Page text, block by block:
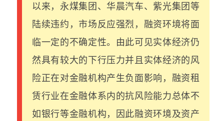
以来，永煤集团、华晨汽车、紫光集团等
陆续违约，市场反应强烈，融资环境将面
临一定的不确定性。由此可见实体经济仍
然具有较大的下行压力并且实体经济的风
险正在对金融机构产生负面影响，融资租
赁行业在金融体系内的抗风险能力总体不
如银行等金融机构，因此融资环境及资产